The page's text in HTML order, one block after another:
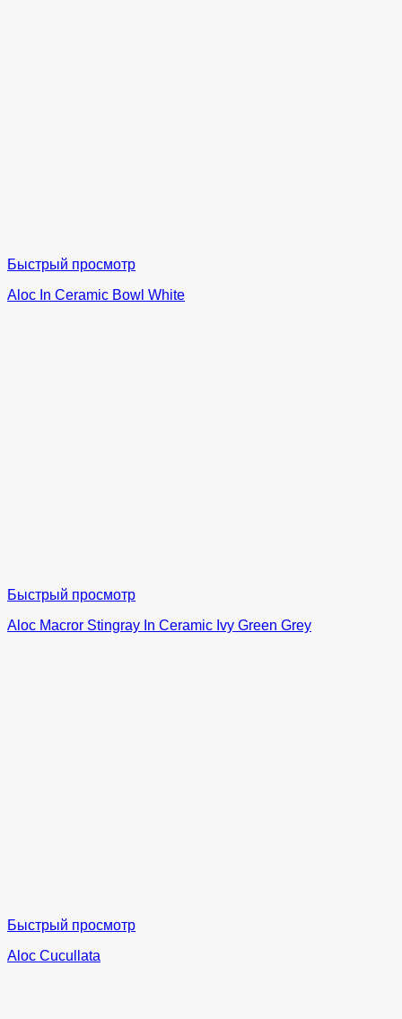
Быстрый просмотр
Aloc In Ceramic Bowl White
Быстрый просмотр
Aloc Macror Stingray In Ceramic Ivy Green Grey
Быстрый просмотр
Aloc Cucullata